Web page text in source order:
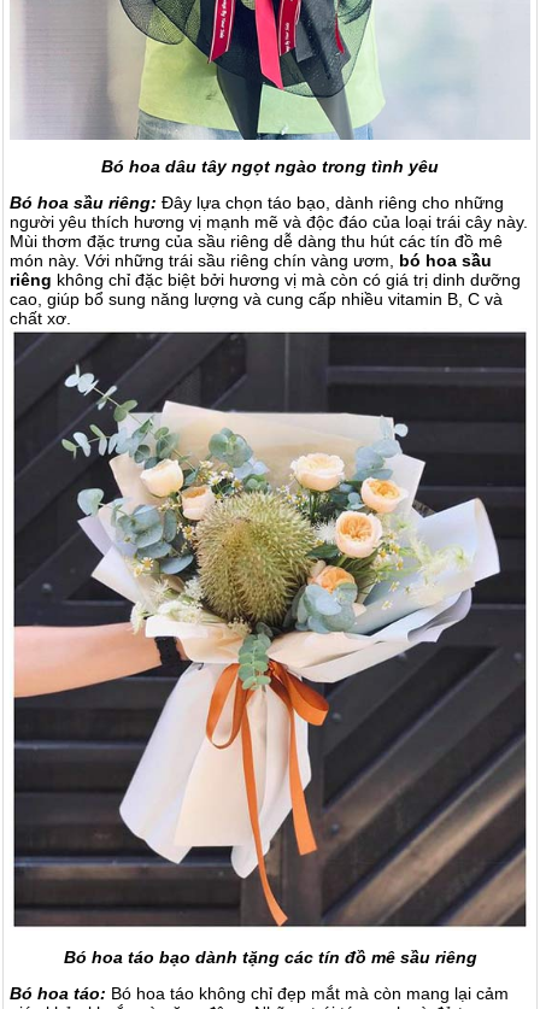
Bó hoa dâu tây ngọt ngào trong tình yêu
Bó hoa sầu riêng: Đây lựa chọn táo bạo, dành riêng cho những
người yêu thích hương vị mạnh mẽ và độc đáo của loại trái cây này.
Mùi thơm đặc trưng của sầu riêng dễ dàng thu hút các tín đồ mê
món này. Với những trái sầu riêng chín vàng ươm, bó hoa sầu
riêng không chỉ đặc biệt bởi hương vị mà còn có giá trị dinh dưỡng
cao, giúp bổ sung năng lượng và cung cấp nhiều vitamin B, C và
chất xơ.
Bó hoa táo bạo dành tặng các tín đồ mê sầu riêng
Bó hoa táo: Bó hoa táo không chỉ đẹp mắt mà còn mang lại cảm